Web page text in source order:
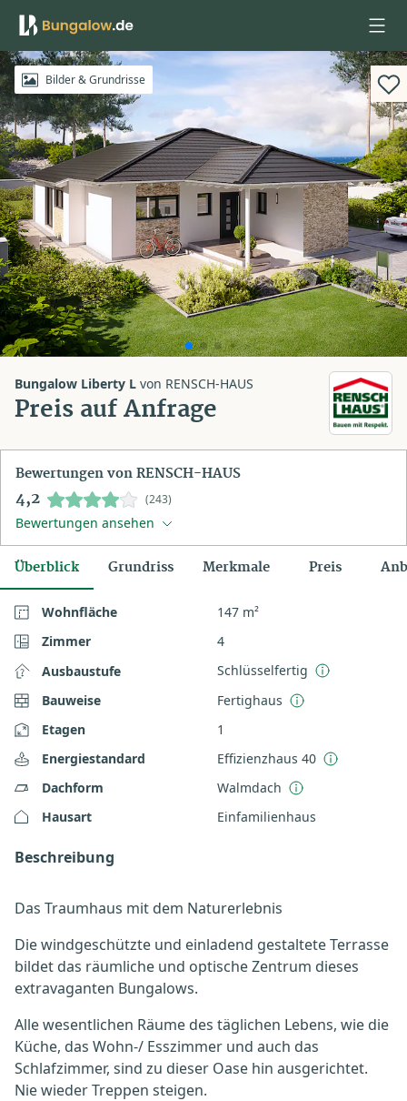
Anmelden
Bilder & Grundrisse
Bungalow Liberty L von RENSCH-HAUS
Preis auf Anfrage
Bewertungen von RENSCH-HAUS
4,2 (243)
Bewertungen ansehen
Überblick Grundriss Merkmale Preis
Wohnfläche
147 m²
Zimmer
4
Ausbaustufe
Schlüsselfertig
Bauweise
Fertighaus
Etagen
1
Energiestandard
Effizienzhaus 40
Dachform
Walmdach
Hausart
Einfamilienhaus
Beschreibung
Das Traumhaus mit dem Naturerlebnis
Die windgeschützte und einladend gestaltete Terrasse
bildet das räumliche und optische Zentrum dieses
extravaganten Bungalows.
Alle wesentlichen Räume des täglichen Lebens, wie die
Küche, das Wohn-/ Esszimmer und auch das
Schlafzimmer, sind zu dieser Oase hin ausgerichtet.
Nie wieder Treppen steigen.